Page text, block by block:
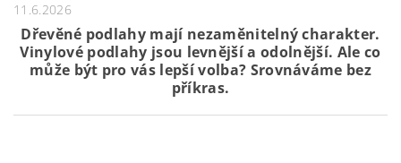
11.6.2026
Dřevěné podlahy mají nezaměnitelný charakter.
Vinylové podlahy jsou levnější a odolnější. Ale co
může být pro vás lepší volba? Srovnáváme bez
příkras.